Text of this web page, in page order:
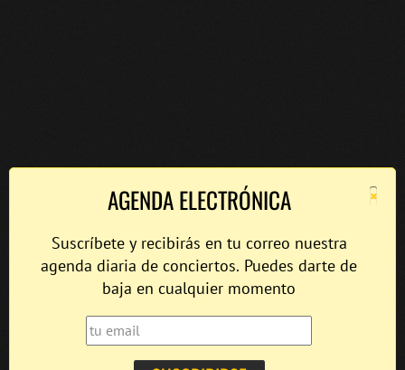
×
AGENDA ELECTRÓNICA
Suscríbete y recibirás en tu correo nuestra
agenda diaria de conciertos. Puedes darte de
baja en cualquier momento